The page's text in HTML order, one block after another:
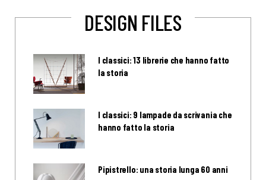
DESIGN FILES
I classici: 13 librerie che hanno fatto
la storia
I classici: 9 lampade da scrivania che
hanno fatto la storia
Pipistrello: una storia lunga 60 anni